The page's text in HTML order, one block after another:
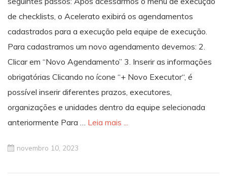
de checklists, o Acelerato exibirá os agendamentos
cadastrados para a execução pela equipe de execução.
Para cadastramos um novo agendamento devemos: 2.
Clicar em “Novo Agendamento” 3. Inserir as informações
obrigatórias Clicando no ícone “+ Novo Executor“, é
possível inserir diferentes prazos, executores,
organizações e unidades dentro da equipe selecionada
anteriormente Para … Leia mais ...
novembro 10, 2023